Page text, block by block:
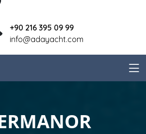
+90 216 395 09 99
info@adayacht.com